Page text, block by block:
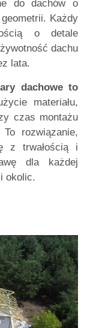
do dachów o
Każdy
o detale
dachu
lata.
dachowe to
materiału,
czas montażu
rozwiązanie,
z trwałością i
dla każdej
okolic.